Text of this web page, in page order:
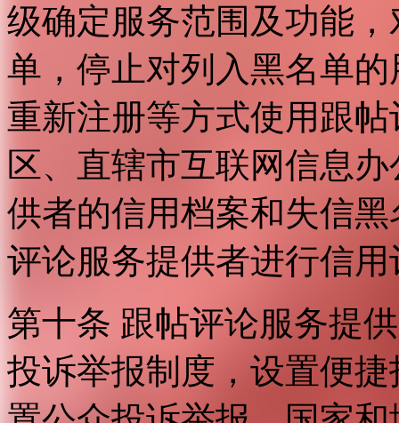
级确定服务范围及功能
单，停止对列入黑名单
重新注册等方式使用跟
区、直辖市互联网信息
供者的信用档案和失信
评论服务提供者进行信用
第十条 跟帖评论服务提
投诉举报制度，设置便